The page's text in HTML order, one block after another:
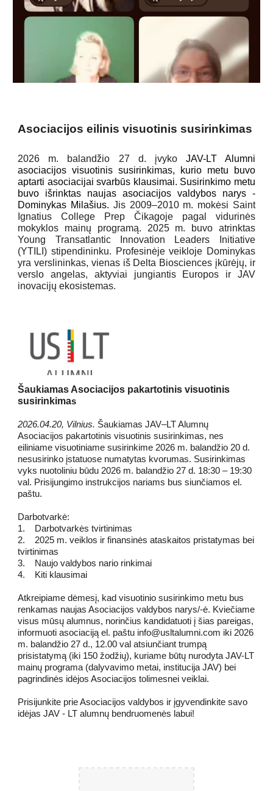
Asociacijos eilinis visuotinis susirinkimas
2026 m. balandžio 27 d. įvyko JAV-LT Alumni
asociacijos visuotinis susirinkimas, kurio metu buvo
aptarti asociacijai svarbūs klausimai. Susirinkimo metu
buvo išrinktas naujas asociacijos valdybos narys -
Dominykas Milašius. Jis 2009–2010 m. mokėsi Saint
Ignatius College Prep Čikagoje pagal vidurinės
mokyklos mainų programą. 2025 m. buvo atrinktas
Young Transatlantic Innovation Leaders Initiative
(YTILI) stipendininku. Profesinėje veikloje Dominykas
yra verslininkas, vienas iš Delta Biosciences įkūrėjų, ir
verslo angelas, aktyviai jungiantis Europos ir JAV
inovacijų ekosistemas.
Šaukiamas Asociacijos pakartotinis visuotinis
susirinkimas
2026.04.20, Vilnius. Šaukiamas JAV–LT Alumnų
Asociacijos pakartotinis visuotinis susirinkimas, nes
eiliniame visuotiniame susirinkime 2026 m. balandžio 20 d.
nesusirinko įstatuose numatytas kvorumas. Susirinkimas
vyks nuotoliniu būdu 2026 m. balandžio 27 d. 18:30 – 19:30
val. Prisijungimo instrukcijos nariams bus siunčiamos el.
paštu.
Darbotvarkė:
1. Darbotvarkės tvirtinimas
2. 2025 m. veiklos ir finansinės ataskaitos pristatymas bei
tvirtinimas
3. Naujo valdybos nario rinkimai
4. Kiti klausimai
Atkreipiame dėmesį, kad visuotinio susirinkimo metu bus
renkamas naujas Asociacijos valdybos narys/-ė. Kviečiame
visus mūsų alumnus, norinčius kandidatuoti į šias pareigas,
informuoti asociaciją el. paštu info@usltalumni.com iki 2026
m. balandžio 27 d., 12.00 val atsiunčiant trumpą
prisistatymą (iki 150 žodžių), kuriame būtų nurodyta JAV-LT
mainų programa (dalyvavimo metai, institucija JAV) bei
pagrindinės idėjos Asociacijos tolimesnei veiklai.
Prisijunkite prie Asociacijos valdybos ir įgyvendinkite savo
idėjas JAV - LT alumnų bendruomenės labui!